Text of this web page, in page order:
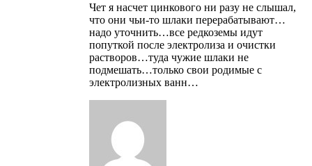
Чет я насчет цинкового ни разу не слышал,
что они чьи-то шлаки перерабатывают…
надо уточнить…все редкоземы идут
попуткой после электролиза и очистки
растворов…туда чужие шлаки не
подмешать…только свои родимые с
электролизных ванн…